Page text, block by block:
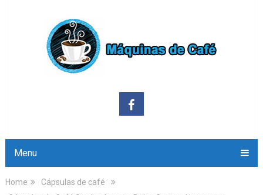
Menu
Home
Cápsulas de café